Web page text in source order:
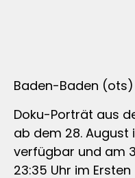
Baden-Baden
Doku-Porträt aus
ab dem 28. August
verfügbar und am
23:35 Uhr im Ersten